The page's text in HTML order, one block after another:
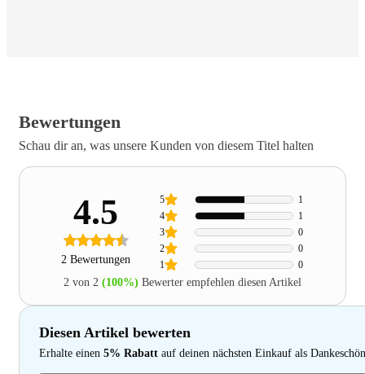
Bewertungen
Schau dir an, was unsere Kunden von diesem Titel halten
4.5
2 Bewertungen 1 0
2 0
3 0
4 1
5 1
2 von 2 (100%) Bewerter empfehlen diesen Artikel
Diesen Artikel bewerten
Erhalte einen 5% Rabatt auf deinen nächsten Einkauf als Dankeschön